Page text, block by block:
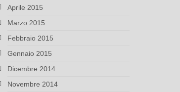
Aprile 2015
Marzo 2015
Febbraio 2015
Gennaio 2015
Dicembre 2014
Novembre 2014